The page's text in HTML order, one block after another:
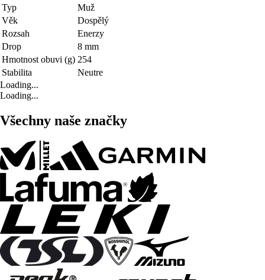
Typ
Muž
Věk
Dospělý
Rozsah
Enerzy
Drop
8 mm
Hmotnost obuvi (g) 254
Stabilita
Neutre
Loading...
Loading...
Všechny naše značky